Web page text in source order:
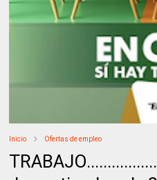
Inicio Ofertas de empleo